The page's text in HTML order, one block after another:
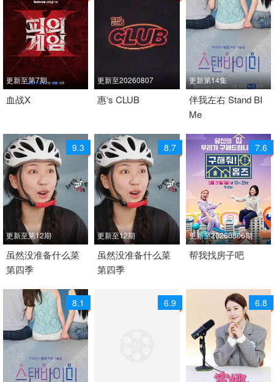
更新至第7期
2026 / 韩国 / 韩语
血战X
更新至20260807
2024 / 韩国 / 韩语
惠‘s CLUB
更新第14集
2026 / 韩国 / 韩语
日韩综艺
伴我左右 Stand BI
Me
9.3
更新至第12期
2026 / 韩国 / 韩语
日韩综艺
虽然没准备什么菜
第四季
8.7
更新至12期
2026 / 韩国 / 韩语
日韩综艺
虽然没准备什么菜
第四季
7.6
更新至20260806期
2019 / 韩国 / 韩语
帮我找房子吧
8.1 6.9 6.8